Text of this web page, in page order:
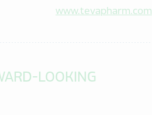
www.tevapharm.com
LOOKING